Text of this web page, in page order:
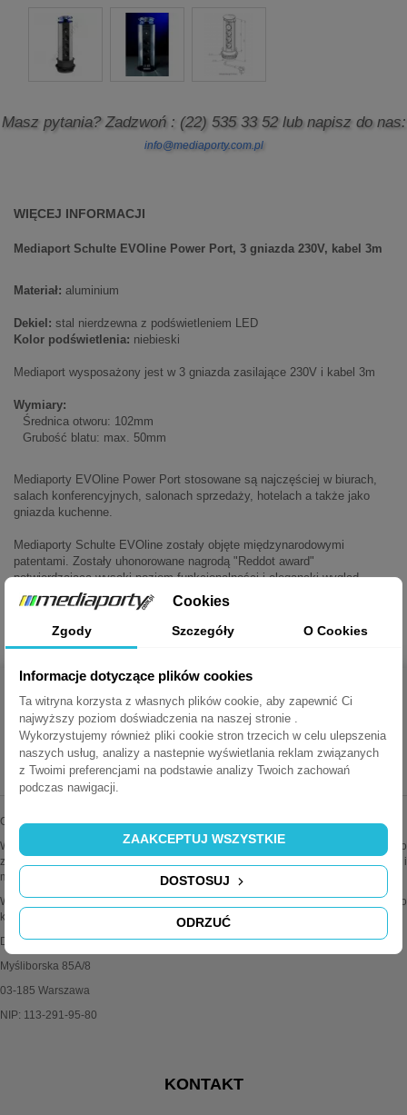
Masz pytania? Zadzwoń : (22) 535 33 52lub napisz do nas:
info@mediaporty.com.pl
WIĘCEJ INFORMACJI
Mediaport Schulte EVOline Power Port, 3 gniazda 230V, kabel 3m
Materiał: aluminium
Dekiel: stal nierdzewna z podświetleniem LED
Kolor podświetlenia: niebieski
Mediaport wysposażony jest w 3 gniazda zasilające 230V i kabel 3m
Wymiary:
Średnica otworu: 102mm
Grubość blatu: max. 50mm
Mediaporty EVOline Power Port stosowane są najczęściej w biurach,
salach konferencyjnych, salonach sprzedaży, hotelach a także jako
gniazda kuchenne.
Mediaporty Schulte EVOline zostały objęte międzynarodowymi
patentami. Zostały uhonorowane nagrodą "Reddot award"
potwierdzającą wysoki poziom funkcjonalności i elegancki wygląd.
KARTA KATALOGOWA EVOLINIE PORT
MEDIAPORTY.COM.PL
Oferujemy najwyższej jakości mediaporty wiodących marek.
Wszystkie oferowane przez nas produkty są oryginalne i sprawdzone. Dodatkowo
zapewniamy fachową pomoc techniczną i doradztwo w sprawach instalacji i
montażu.
Wiele produktów można konfigurować wg własnych potrzeb. Zapraszamy do
kontaktu z działem obsługi klienta po więcej informacji.
Delitech Jasek Spółka Jawna
Myśliborska 85A/8
03-185 Warszawa
NIP: 113-291-95-80
KONTAKT
Cookies
Zgody Szczegóły O Cookies
Informacje dotyczące plików cookies
Ta witryna korzysta z własnych plików cookie, aby zapewnić Ci
najwyższy poziom doświadczenia na naszej stronie .
Wykorzystujemy również pliki cookie stron trzecich w celu ulepszenia
naszych usług, analizy a nastepnie wyświetlania reklam związanych
z Twoimi preferencjami na podstawie analizy Twoich zachowań
podczas nawigacji.
ODRZUĆ
DOSTOSUJ
ZAAKCEPTUJ WSZYSTKIE